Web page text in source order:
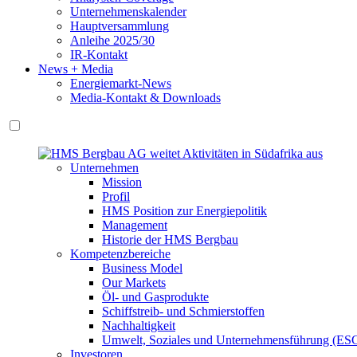
Unternehmenskalender
Hauptversammlung
Anleihe 2025/30
IR-Kontakt
News + Media
Energiemarkt-News
Media-Kontakt & Downloads
Unternehmen
Mission
Profil
HMS Position zur Energiepolitik
Management
Historie der HMS Bergbau
Kompetenzbereiche
Business Model
Our Markets
Öl- und Gasprodukte
Schiffstreib- und Schmierstoffen
Nachhaltigkeit
Umwelt, Soziales und Unternehmensführung
Investoren